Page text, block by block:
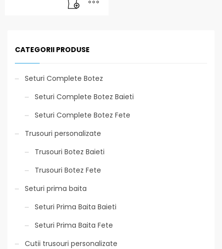
CATEGORII PRODUSE
Seturi Complete Botez
Seturi Complete Botez Baieti
Seturi Complete Botez Fete
Trusouri personalizate
Trusouri Botez Baieti
Trusouri Botez Fete
Seturi prima baita
Seturi Prima Baita Baieti
Seturi Prima Baita Fete
Cutii trusouri personalizate